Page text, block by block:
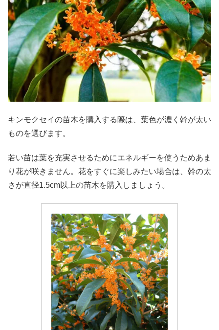
キンモクセイの苗木を購入する際は、葉色が濃く幹が太い
ものを選びます。
若い苗は葉を充実させるためにエネルギーを使うためあま
り花が咲きません。花をすぐに楽しみたい場合は、幹の太
さが直径1.5cm以上の苗木を購入しましょう。